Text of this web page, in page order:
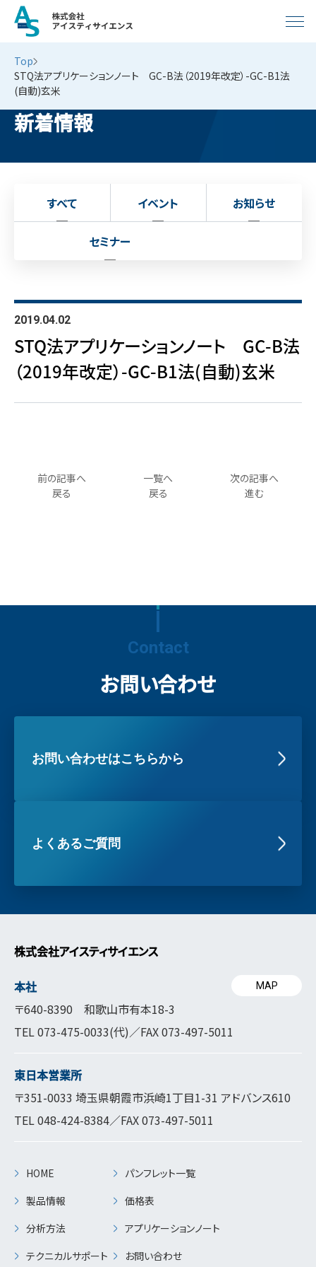
Top
STQ法アプリケーションノート GC-B法（2019年改定）-GC-B1法
(自動)玄米
新着情報
すべて イベント お知らせ
セミナー
2019.04.02
STQ法アプリケーションノート GC-B法
（2019年改定）-GC-B1法(自動)玄米
一覧へ
戻る
前の記事へ
戻る
次の記事へ
進む
Contact
お問い合わせ
お問い合わせはこちらから
よくあるご質問
株式会社アイスティサイエンス
本社
〒640-8390 和歌山市有本18-3
TEL073-475-0033(代)／FAX 073-497-5011
MAP
東日本営業所
〒351-0033 埼玉県朝霞市浜崎1丁目1-31 アドバンス610
TEL048-424-8384／FAX 073-497-5011
HOME
製品情報
分析方法
テクニカルサポート
パンフレット一覧
価格表
アプリケーションノート
お問い合わせ